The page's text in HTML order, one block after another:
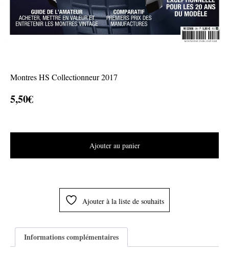
Montres HS Collectionneur 2017
5,50€
Ajouter au panier
Ajouter à la liste de souhaits
Informations complémentaires